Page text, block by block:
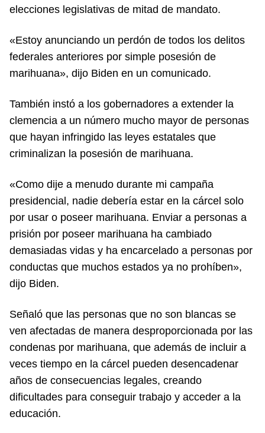
elecciones legislativas de mitad de mandato.
«Estoy anunciando un perdón de todos los delitos
federales anteriores por simple posesión de
marihuana», dijo Biden en un comunicado.
También instó a los gobernadores a extender la
clemencia a un número mucho mayor de personas
que hayan infringido las leyes estatales que
criminalizan la posesión de marihuana.
«Como dije a menudo durante mi campaña
presidencial, nadie debería estar en la cárcel solo
por usar o poseer marihuana. Enviar a personas a
prisión por poseer marihuana ha cambiado
demasiadas vidas y ha encarcelado a personas por
conductas que muchos estados ya no prohíben»,
dijo Biden.
Señaló que las personas que no son blancas se
ven afectadas de manera desproporcionada por las
condenas por marihuana, que además de incluir a
veces tiempo en la cárcel pueden desencadenar
años de consecuencias legales, creando
dificultades para conseguir trabajo y acceder a la
educación.